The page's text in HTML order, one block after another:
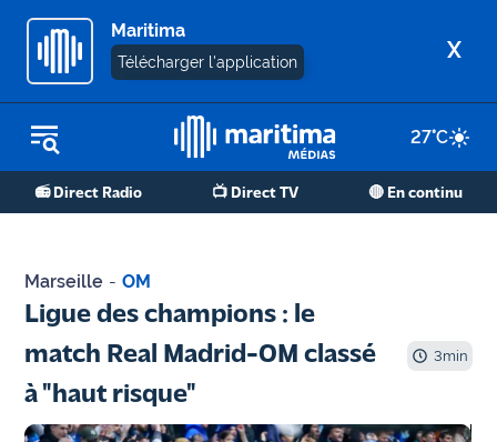
Maritima
Télécharger l'application X
27°C
📻 Direct Radio 📺 Direct TV 🔴 En continu
REPLAY RADIO
REPLAY TV
Martigues
- Etang
de Berre
Marseille
- Aix
Marseille - OM
Ligue des champions : le
match Real Madrid-OM classé
à "haut risque"
3min